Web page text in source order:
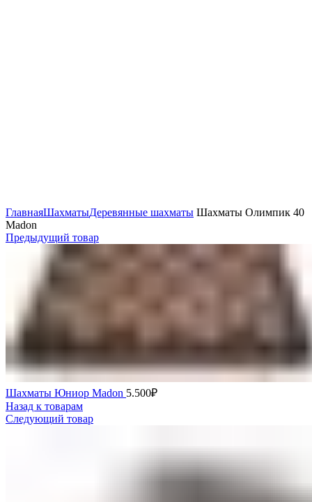
ГлавнаяШахматыДеревянные шахматы Шахматы Олимпик 40
Madon
Предыдущий товар
Шахматы Юниор Madon 5.500₽
Назад к товарам
Следующий товар